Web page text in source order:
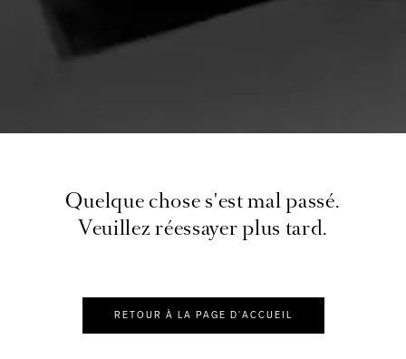
Quelque chose s'est mal passé.
Veuillez réessayer plus tard.
RETOUR À LA PAGE D'ACCUEIL